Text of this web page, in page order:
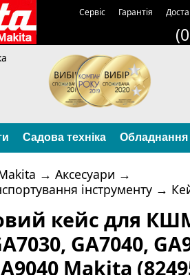
Сервіс Гарантія
Садова техніка Обладнання
→ Аксесуари →
інструменту →
кейс для
GA7040,
Makita